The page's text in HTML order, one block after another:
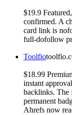
$19.9
confirmed. A
card link is
full-dofollow
Toolfio
$18.99
instant
backlinks. The
permanent
Ahrefs now